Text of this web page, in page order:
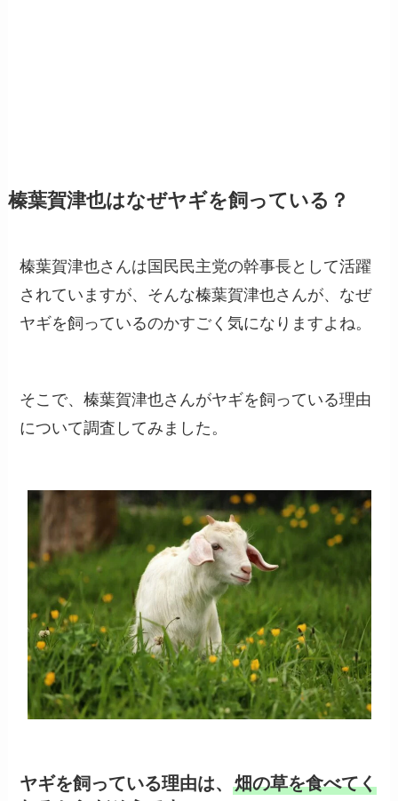
榛葉賀津也はなぜヤギを飼っている？
榛葉賀津也さんは国民民主党の幹事長として活躍
されていますが、そんな榛葉賀津也さんが、なぜ
ヤギを飼っているのかすごく気になりますよね。
そこで、榛葉賀津也さんがヤギを飼っている理由
について調査してみました。
ヤギを飼っている理由は、畑の草を食べてく